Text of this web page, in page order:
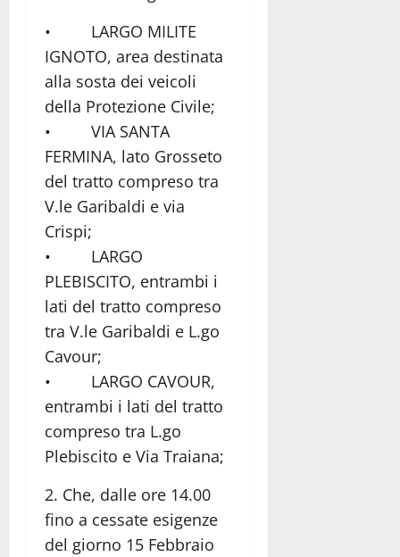
• LARGO MILITE
IGNOTO, area destinata
alla sosta dei veicoli
della Protezione Civile;
• VIA SANTA
FERMINA, lato Grosseto
del tratto compreso tra
V.le Garibaldi e via
Crispi;
• LARGO
PLEBISCITO, entrambi i
lati del tratto compreso
tra V.le Garibaldi e L.go
Cavour;
• LARGO CAVOUR,
entrambi i lati del tratto
compreso tra L.go
Plebiscito e Via Traiana;
2. Che, dalle ore 14.00
fino a cessate esigenze
del giorno 15 Febbraio